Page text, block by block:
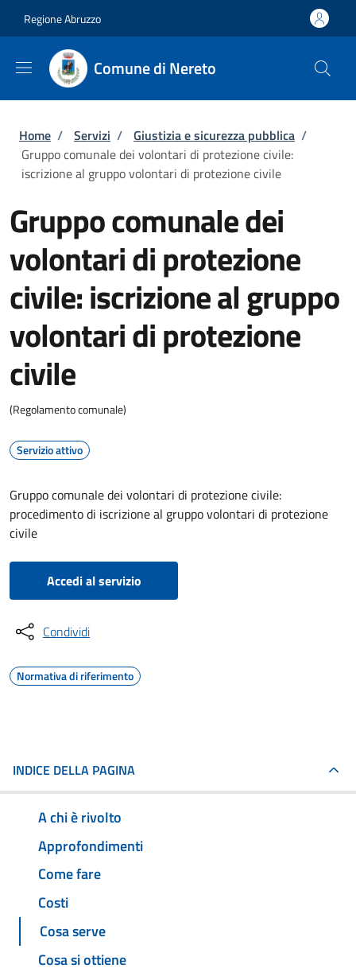
Regione Abruzzo
Comune di Nereto
Briciole di pane
Home / Servizi / Giustizia e sicurezza pubblica /
Gruppo comunale dei volontari di protezione civile:
iscrizione al gruppo volontari di protezione civile
Gruppo comunale dei
volontari di protezione
civile: iscrizione al gruppo
volontari di protezione
civile
(Regolamento comunale)
Servizio attivo
Gruppo comunale dei volontari di protezione civile:
procedimento di iscrizione al gruppo volontari di protezione
civile
Accedi al servizio
Condividi
Normativa di riferimento
INDICE DELLA PAGINA
A chi è rivolto
Approfondimenti
Come fare
Costi
Cosa serve
Cosa si ottiene